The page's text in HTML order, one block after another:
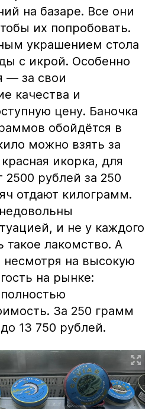
на базаре. Все они
их попробовать.
украшением стола
с икрой. Особенно
— за свои
качества и
цену. Баночка
обойдётся в
можно взять за
икорка, для
2500 рублей за 250
отдают килограмм.
и не у каждого
такое лакомство. А
несмотря на высокую
на рынке:
За 250 грамм
13 750 рублей.